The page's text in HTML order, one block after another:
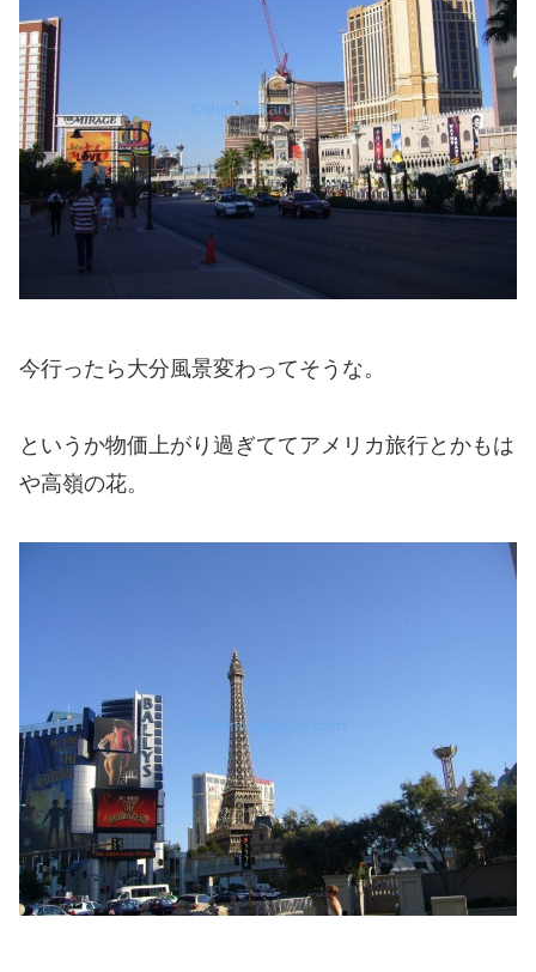
今行ったら大分風景変わってそうな。
というか物価上がり過ぎててアメリカ旅行とかもは
や高嶺の花。